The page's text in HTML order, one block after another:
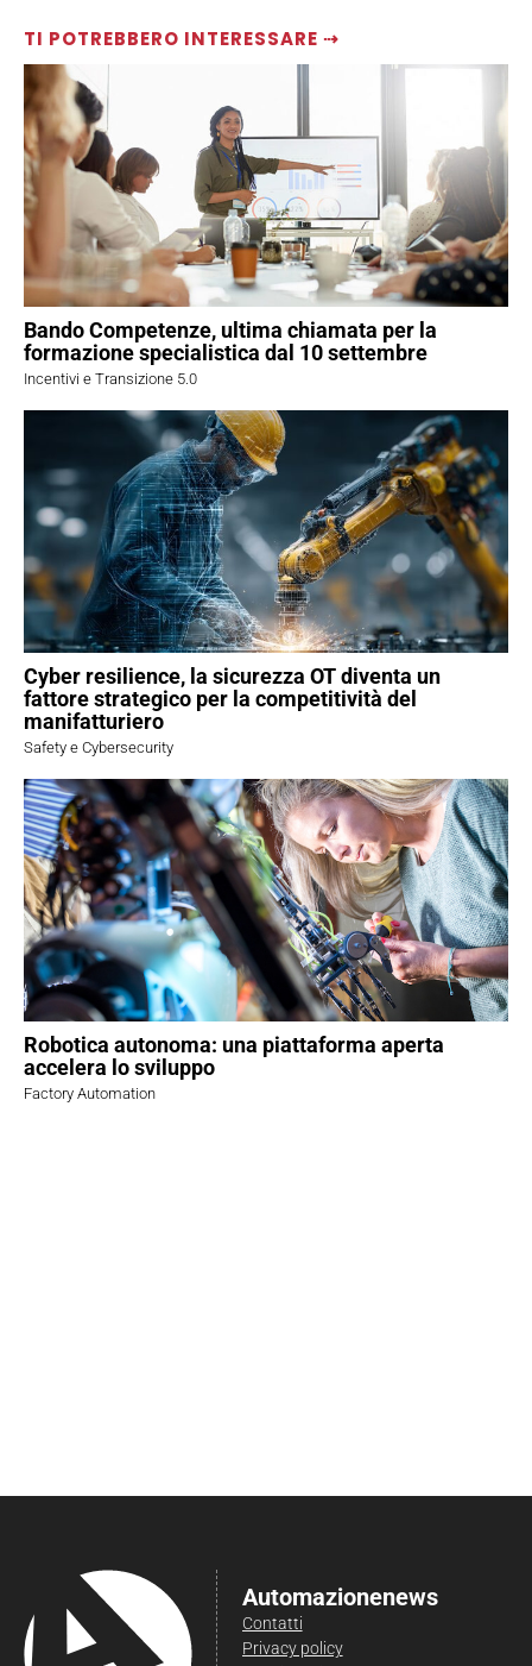
TI POTREBBERO INTERESSARE ⇢
Bando Competenze, ultima chiamata per la
formazione specialistica dal 10 settembre
Incentivi e Transizione 5.0
Cyber resilience, la sicurezza OT diventa un
fattore strategico per la competitività del
manifatturiero
Safety e Cybersecurity
Robotica autonoma: una piattaforma aperta
accelera lo sviluppo
Factory Automation
Automazionenews
Contatti
Privacy policy